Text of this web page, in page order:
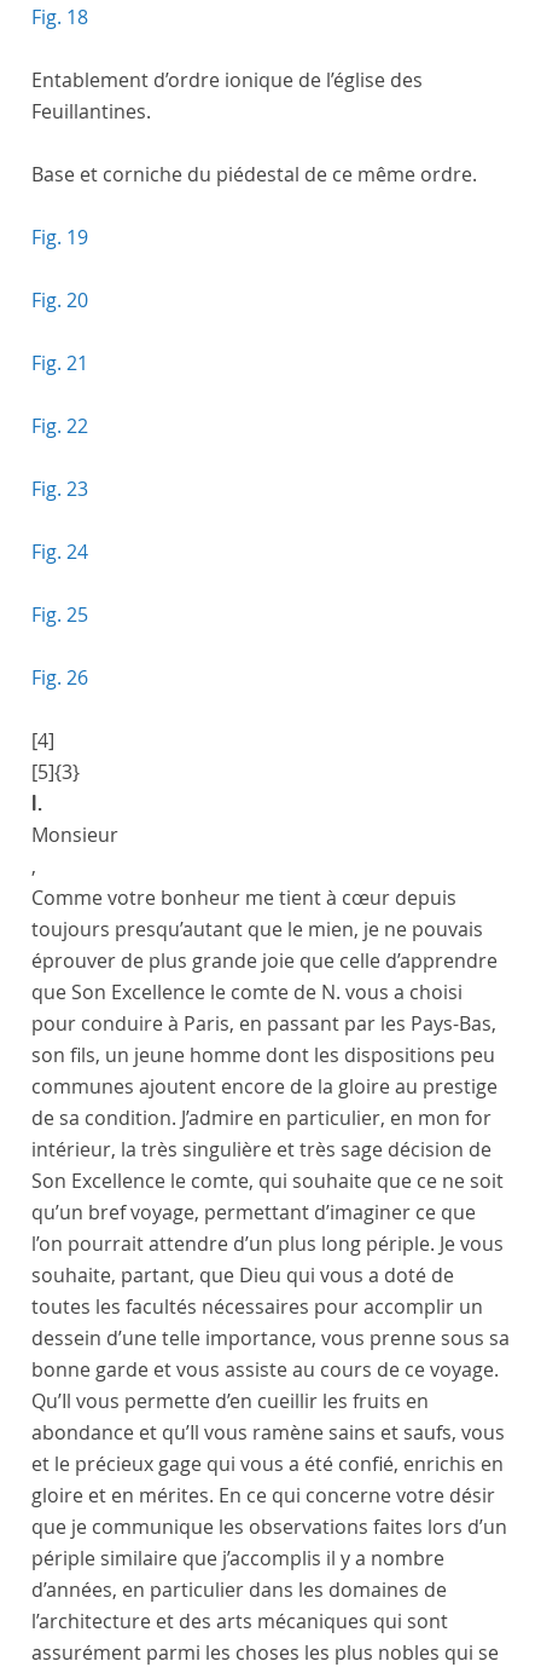
Fig. 18
Entablement d’ordre ionique de l’église des
Feuillantines.
Base et corniche du piédestal de ce même ordre.
Fig. 19
Fig. 20
Fig. 21
Fig. 22
Fig. 23
Fig. 24
Fig. 25
Fig. 26
[4]
[5]{3}
I.
Monsieur
,
Comme votre bonheur me tient à cœur depuis
toujours presqu’autant que le mien, je ne pouvais
éprouver de plus grande joie que celle d’apprendre
que Son Excellence le comte de N. vous a choisi
pour conduire à Paris, en passant par les Pays-Bas,
son fils, un jeune homme dont les dispositions peu
communes ajoutent encore de la gloire au prestige
de sa condition. J’admire en particulier, en mon for
intérieur, la très singulière et très sage décision de
Son Excellence le comte, qui souhaite que ce ne soit
qu’un bref voyage, permettant d’imaginer ce que
l’on pourrait attendre d’un plus long périple. Je vous
souhaite, partant, que Dieu qui vous a doté de
toutes les facultés nécessaires pour accomplir un
dessein d’une telle importance, vous prenne sous sa
bonne garde et vous assiste au cours de ce voyage.
Qu’Il vous permette d’en cueillir les fruits en
abondance et qu’Il vous ramène sains et saufs, vous
et le précieux gage qui vous a été confié, enrichis en
gloire et en mérites. En ce qui concerne votre désir
que je communique les observations faites lors d’un
périple similaire que j’accomplis il y a nombre
d’années, en particulier dans les domaines de
l’architecture et des arts mécaniques qui sont
assurément parmi les choses les plus nobles qui se